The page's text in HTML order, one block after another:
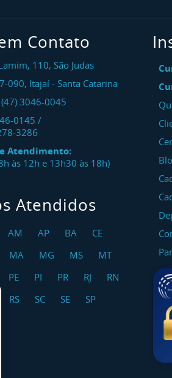
Contato
110, São Judas
090, Itajaí - Santa Catarina
(47) 3046-0045
0145 /
3286
Atendimento:
às 12h e 13h30 às 18h)
Atendidos
AM AP BA
CE
MA MG MS
MT
PE PI PR RJ
RN
RS SC SE
SP